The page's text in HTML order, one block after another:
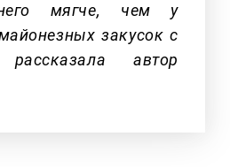
мягче, чем у
закусок с
автор